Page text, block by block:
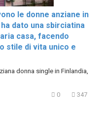
le donne anziane in
ha dato una sbirciatina
casa, facendo
stile di vita unico e
donna single in Finlandia,
0 347